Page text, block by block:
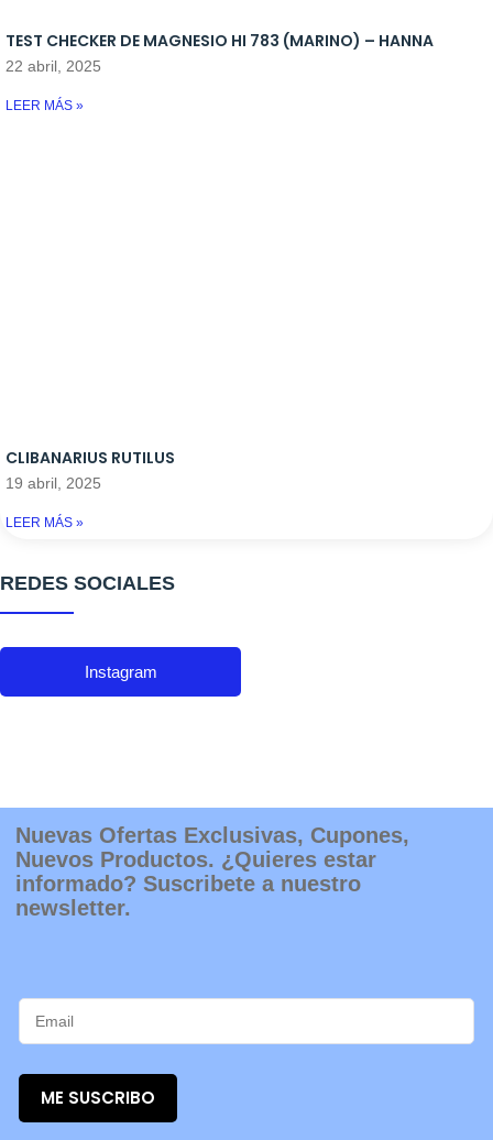
TEST CHECKER DE MAGNESIO HI 783 (MARINO) – HANNA
22 abril, 2025
LEER MÁS »
CLIBANARIUS RUTILUS
19 abril, 2025
LEER MÁS »
REDES SOCIALES
Instagram
Nuevas Ofertas Exclusivas, Cupones,
Nuevos Productos. ¿Quieres estar
informado? Suscribete a nuestro
newsletter.
ME SUSCRIBO